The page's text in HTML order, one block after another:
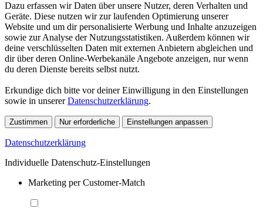
Dazu erfassen wir Daten über unsere Nutzer, deren Verhalten und
Geräte. Diese nutzen wir zur laufenden Optimierung unserer
Website und um dir personalisierte Werbung und Inhalte anzuzeigen
sowie zur Analyse der Nutzungsstatistiken. Außerdem können wir
deine verschlüsselten Daten mit externen Anbietern abgleichen und
dir über deren Online-Werbekanäle Angebote anzeigen, nur wenn
du deren Dienste bereits selbst nutzt.
Erkundige dich bitte vor deiner Einwilligung in den Einstellungen
sowie in unsererDatenschutzerklärung.
Zustimmen Nur erforderliche Einstellungen anpassen
Datenschutzerklärung
Individuelle Datenschutz-Einstellungen
Marketing per Customer-Match